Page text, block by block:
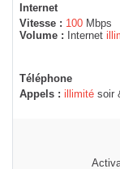
Internet
Vitesse : 100 Mbps
Volume :
Internet
Téléphone
Appels : illimité soir